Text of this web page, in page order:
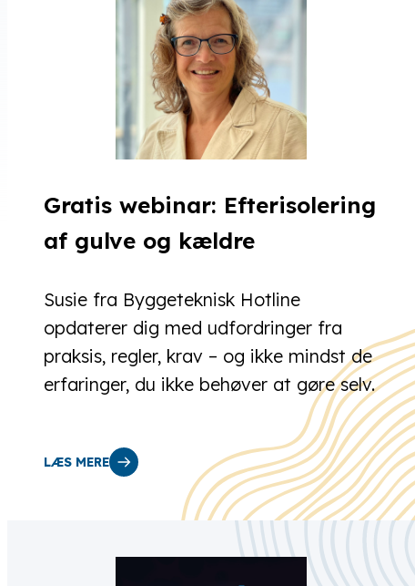
Gratis webinar: Efterisolering
af gulve og kældre
Susie fra Byggeteknisk Hotline
opdaterer dig med udfordringer fra
praksis, regler, krav – og ikke mindst de
erfaringer, du ikke behøver at gøre selv.
LÆS MERE